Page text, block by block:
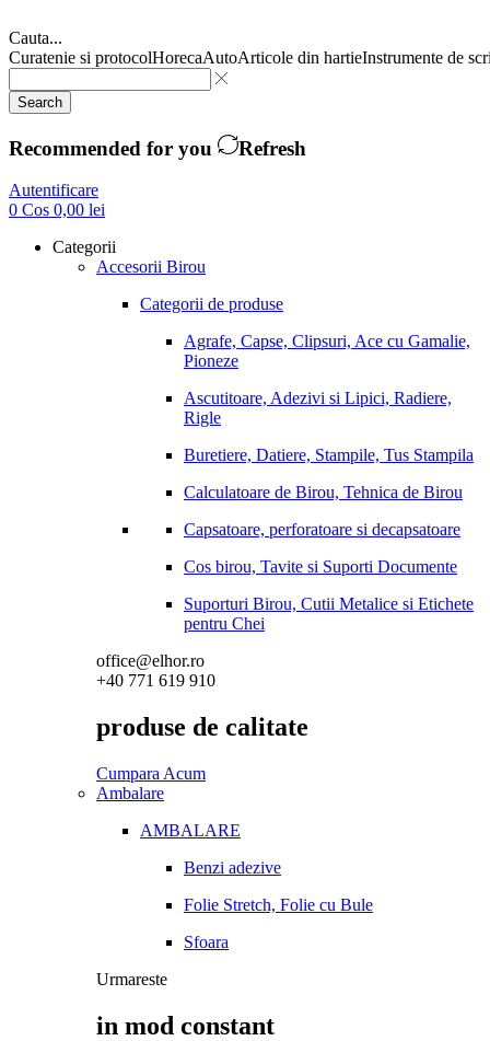
Cauta...
Curatenie si protocolHorecaAutoArticole din hartieInstrumente de
Search
Recommended for you Refresh
Autentificare
0 Cos 0,00 lei
Categorii
Accesorii Birou
Categorii de produse
Agrafe, Capse, Clipsuri, Ace cu Gamalie,
Pioneze
Ascutitoare, Adezivi si Lipici, Radiere,
Rigle
Buretiere, Datiere, Stampile, Tus Stampila
Calculatoare de Birou, Tehnica de Birou
Capsatoare, perforatoare si decapsatoare
Cos birou, Tavite si Suporti Documente
Suporturi Birou, Cutii Metalice si Etichete
pentru Chei
office@elhor.ro
+40 771 619 910
produse de calitate
Cumpara Acum
Ambalare
AMBALARE
Benzi adezive
Folie Stretch, Folie cu Bule
Sfoara
Urmareste
in mod constant